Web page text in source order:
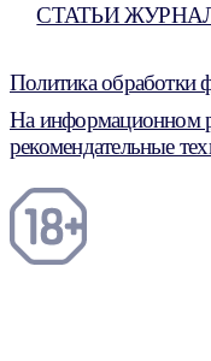
СТАТЬИ
Политика обработки
На информационном
рекомендательные